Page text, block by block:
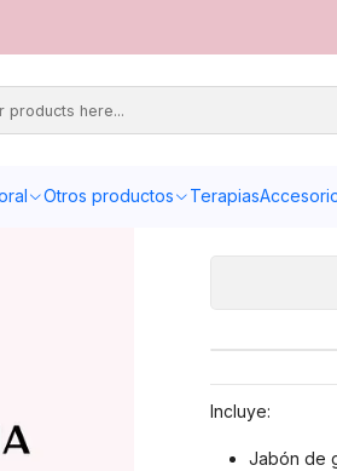
Otros productos Terapias
Incluye:
Jabón de